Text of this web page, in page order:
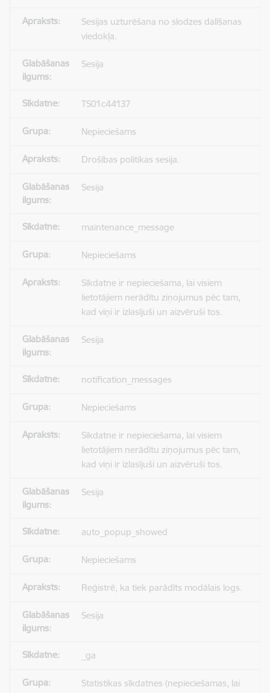
Sesijas uzturēšana no slodzes dalīšanas
viedokļa.
Sesija
TS01c44137
Nepieciešams
Drošības politikas sesija.
Sesija
maintenance_message
Nepieciešams
Sīkdatne ir nepieciešama, lai visiem
lietotājiem nerādītu ziņojumus pēc tam,
kad viņi ir izlasījuši un aizvēruši tos.
Sesija
notification_messages
Nepieciešams
Sīkdatne ir nepieciešama, lai visiem
lietotājiem nerādītu ziņojumus pēc tam,
kad viņi ir izlasījuši un aizvēruši tos.
Sesija
auto_popup_showed
Nepieciešams
Reģistrē, ka tiek parādīts modālais logs.
Sesija
_ga
Statistikas sīkdatnes (nepieciešamas, lai